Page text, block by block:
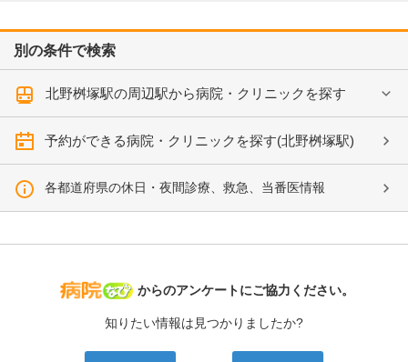
別の条件で検索
北野桝塚駅の周辺駅から病院・クリニックを探す
予約ができる病院・クリニックを探す(北野桝塚駅)
各都道府県の休日・夜間診療、救急、当番医情報
病院なび
からのアンケートにご協力ください。
知りたい情報は見つかりましたか?